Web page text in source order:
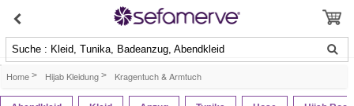
Suche : Kleid, Tunika, Badeanzug, Abendkleid
Home > Hijab Kleidung > Kragentuch & Armtuch